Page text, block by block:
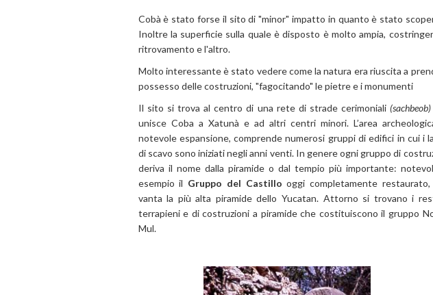
Cobà è stato forse il sito di "minor" impatto in quanto è stato
Inoltre la superficie sulla quale è disposto è molto ampia,
ritrovamento e l'altro.
Molto interessante è stato vedere come la natura era riuscita a
possesso delle costruzioni, "fagocitando" le pietre e i monumenti
Il sito si trova al centro di una rete di strade cerimoniali(sachbeob)
unisce Coba a Xatunà e ad altri centri minori. L’area
notevole espansione, comprende numerosi gruppi di edifici in cui i
di scavo sono iniziati negli anni venti. In genere ogni gruppo di
deriva il nome dalla piramide o dal tempio più importante:
esempio il Gruppo del Castillo oggi completamente
vanta la più alta piramide dello Yucatan. Attorno si trovano i
terrapieni e di costruzioni a piramide che costituiscono il gruppo
Mul.